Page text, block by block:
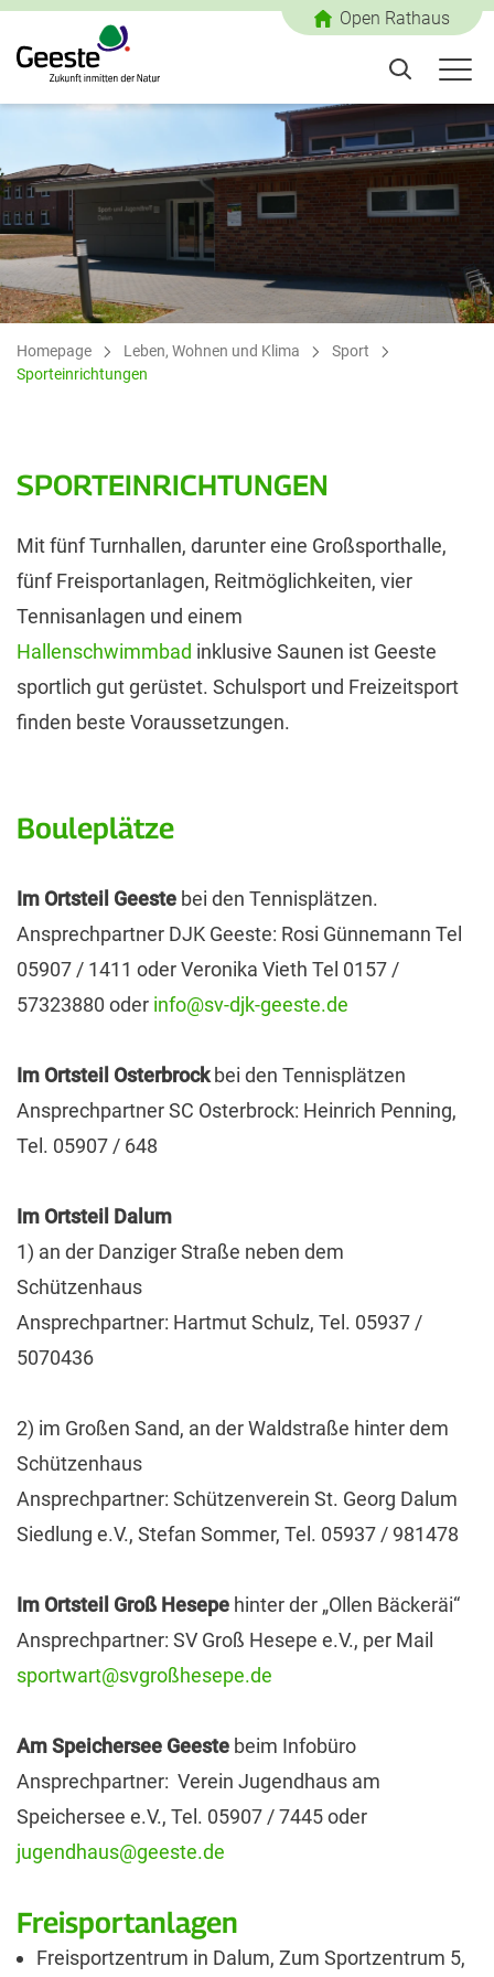
Open Rathaus
Homepage Leben, Wohnen und Klima
Sport
Sporteinrichtungen
SPORTEINRICHTUNGEN
Mit fünf Turnhallen, darunter eine Großsporthalle,
fünf Freisportanlagen, Reitmöglichkeiten, vier
Tennisanlagen und einem
Hallenschwimmbad inklusive Saunen ist Geeste
sportlich gut gerüstet. Schulsport und Freizeitsport
finden beste Voraussetzungen.
Bouleplätze
Im Ortsteil Geeste bei den Tennisplätzen.
Ansprechpartner DJK Geeste: Rosi Günnemann Tel
05907 / 1411 oder Veronika Vieth Tel 0157 /
57323880 oder info@sv-djk-geeste.de
Im Ortsteil Osterbrock bei den Tennisplätzen
Ansprechpartner SC Osterbrock: Heinrich Penning,
Tel. 05907 / 648
Im Ortsteil Dalum
1) an der Danziger Straße neben dem
Schützenhaus
Ansprechpartner: Hartmut Schulz, Tel. 05937 /
5070436
2) im Großen Sand, an der Waldstraße hinter dem
Schützenhaus
Ansprechpartner: Schützenverein St. Georg Dalum
Siedlung e.V., Stefan Sommer, Tel. 05937 / 981478
Im Ortsteil Groß Hesepe hinter der „Ollen Bäckeräi“
Ansprechpartner: SV Groß Hesepe e.V., per Mail
sportwart@svgroßhesepe.de
Am Speichersee Geeste beim Infobüro
Ansprechpartner: Verein Jugendhaus am
Speichersee e.V., Tel. 05907 / 7445 oder
jugendhaus@geeste.de
Freisportanlagen
Freisportzentrum in Dalum, Zum Sportzentrum 5,